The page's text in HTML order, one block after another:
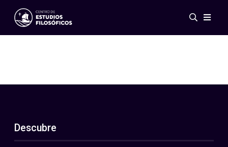
Eventos
ES
EN
Acerca de nosotros
Descubre